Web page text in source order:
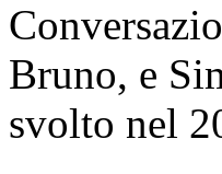
Bruno, e
svolto nel